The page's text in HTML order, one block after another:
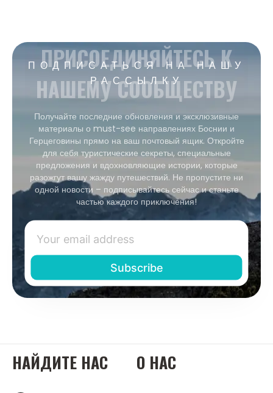
ПОДПИСАТЬСЯ НА НАШУ
РАССЫЛКУ
ПРИСОЕДИНЯЙТЕСЬ К
НАШЕМУ СООБЩЕСТВУ
Получайте последние обновления и эксклюзивные
материалы о must-see направлениях Боснии и
Герцеговины прямо на ваш почтовый ящик. Откройте
для себя туристические секреты, специальные
предложения и вдохновляющие истории, которые
разожгут вашу жажду путешествий. Не пропустите ни
одной новости – подписывайтесь сейчас и станьте
частью каждого приключения!
НАЙДИТЕ НАС О НАС